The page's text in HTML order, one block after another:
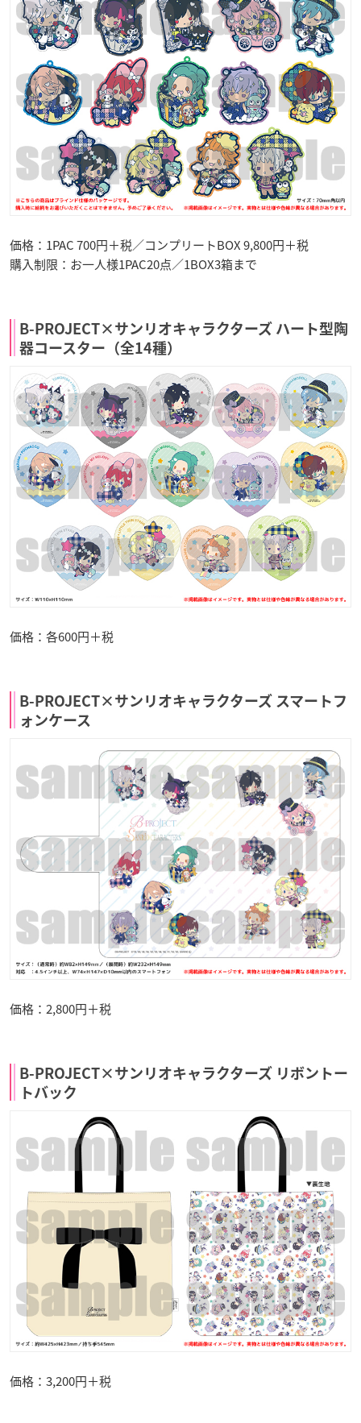
価格：1PAC 700円＋税／コンプリートBOX 9,800円＋税
購入制限：お一人様1PAC20点／1BOX3箱まで
B-PROJECT×サンリオキャラクターズ ハート型陶
器コースター（全14種）
価格：各600円＋税
B-PROJECT×サンリオキャラクターズ スマートフ
ォンケース
価格：2,800円＋税
B-PROJECT×サンリオキャラクターズ リボントー
トバック
価格：3,200円＋税